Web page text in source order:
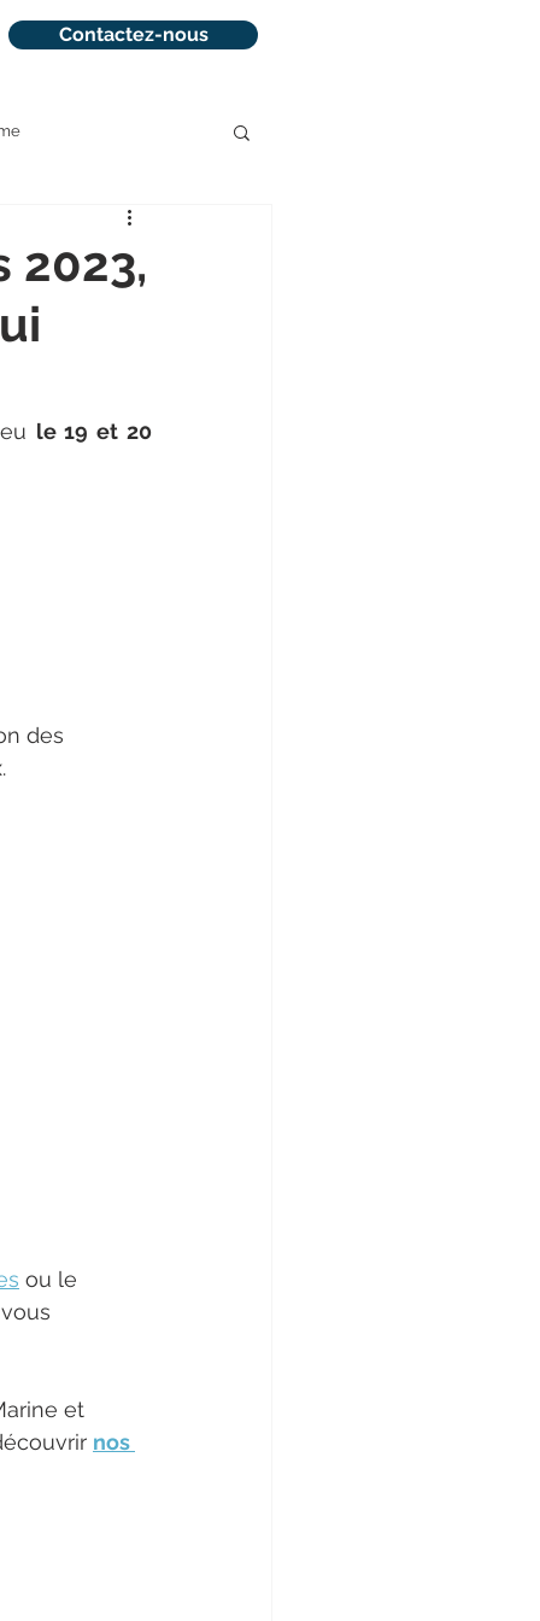
Contactez-nous
2023,
le 19 et 20
des
ou le
et
nos